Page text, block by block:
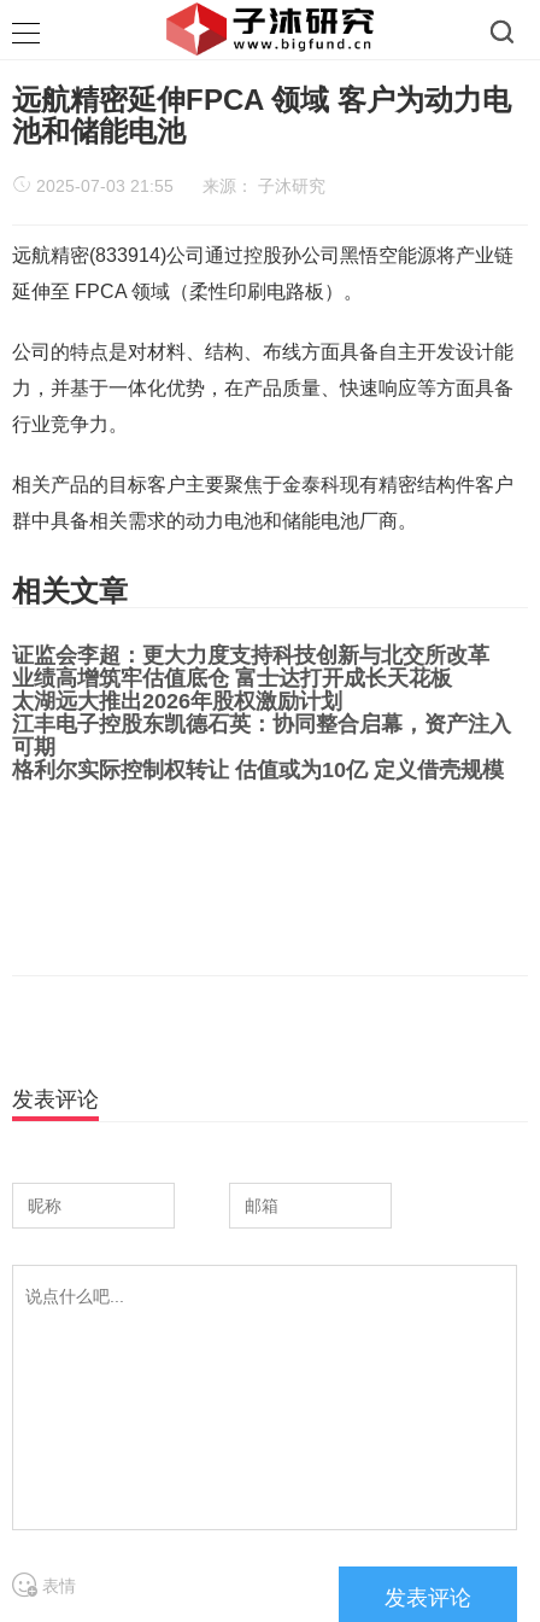
远航精密延伸FPCA 领域 客户为动力电
池和储能电池
2025-07-03 21:55 来源： 子沐研究
远航精密(833914)公司通过控股孙公司黑悟空能源将产业链
延伸至 FPCA 领域（柔性印刷电路板）。
公司的特点是对材料、结构、布线方面具备自主开发设计能
力，并基于一体化优势，在产品质量、快速响应等方面具备
行业竞争力。
相关产品的目标客户主要聚焦于金泰科现有精密结构件客户
群中具备相关需求的动力电池和储能电池厂商。
相关文章
证监会李超：更大力度支持科技创新与北交所改革
业绩高增筑牢估值底仓 富士达打开成长天花板
太湖远大推出2026年股权激励计划
江丰电子控股东凯德石英：协同整合启幕，资产注入
可期
格利尔实际控制权转让 估值或为10亿 定义借壳规模
发表评论
表情